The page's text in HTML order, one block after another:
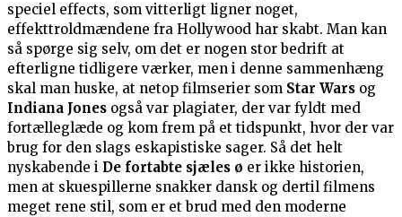
speciel effects, som vitterligt ligner noget,
effekttroldmændene fra Hollywood har skabt. Man kan
så spørge sig selv, om det er nogen stor bedrift at
efterligne tidligere værker, men i denne sammenhæng
skal man huske, at netop filmserier som Star Wars og
Indiana Jones også var plagiater, der var fyldt med
fortælleglæde og kom frem på et tidspunkt, hvor der var
brug for den slags eskapistiske sager. Så det helt
nyskabende i De fortabte sjæles ø er ikke historien,
men at skuespillerne snakker dansk og dertil filmens
meget rene stil, som er et brud med den moderne